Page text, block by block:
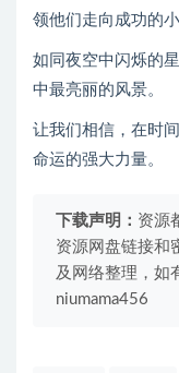
领他们走向成功的小
如同夜空中闪烁的
中最亮丽的风景。
让我们相信，在时
命运的强大力量。
下载声明： 资源
资源网盘链接和
及网络整理，如
niumama456